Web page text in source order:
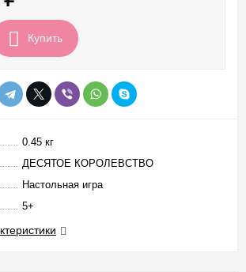
Купить
0.45 кг
ДЕСЯТОЕ КОРОЛЕВСТВО
Настольная игра
5+